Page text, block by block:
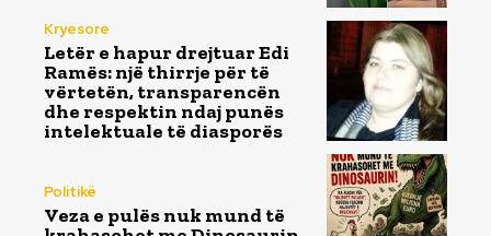
Kryesore
Letër e hapur drejtuar Edi
Ramës: një thirrje për të
vërtetën, transparencën
dhe respektin ndaj punës
intelektuale të diasporës
Politikë
Veza e pulës nuk mund të